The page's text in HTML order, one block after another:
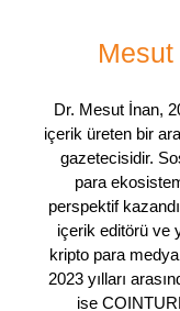
Dr. Mesut İnan,
içerik üreten bir
gazetecisidir.
para
perspektif
içerik editörü ve
kripto para
2023 yılları
ise